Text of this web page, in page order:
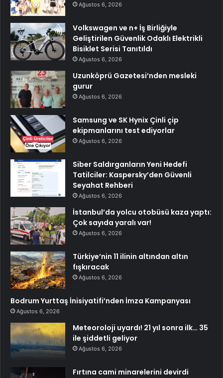
Ağustos 6, 2026
Volkswagen ve n+ İş Birliğiyle
Geliştirilen Güvenlik Odaklı Elektrikli
Bisiklet Serisi Tanıtıldı
Ağustos 6, 2026
Uzunköprü Gazetesi’nden mesleki
gurur
Ağustos 6, 2026
Samsung ve SK Hynix Çinli çip
ekipmanlarını test ediyorlar
Ağustos 6, 2026
Siber Saldırganların Yeni Hedefi
Tatilciler: Kaspersky’den Güvenli
Seyahat Rehberi
Ağustos 6, 2026
İstanbul’da yolcu otobüsü kaza yaptı:
Çok sayıda yaralı var!
Ağustos 6, 2026
Türkiye’nin 11 ilinin altından altın
fışkıracak
Ağustos 6, 2026
Bodrum Yurttaş İnisiyatifi’nden İmza Kampanyası
Ağustos 6, 2026
Meteoroloji uyardı! 21 yıl sonra ilk… 35
ile şiddetli geliyor
Ağustos 6, 2026
Fırtına cami minarelerini devirdi